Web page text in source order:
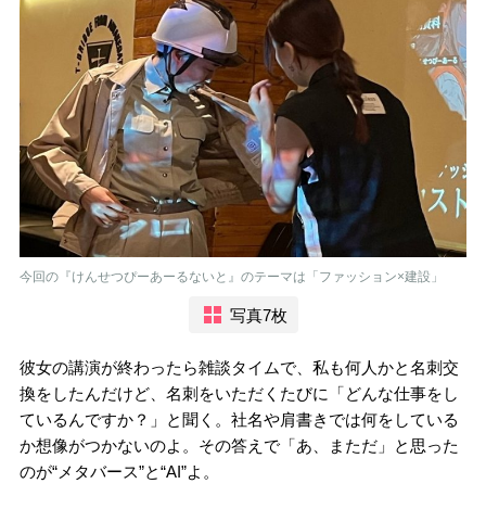
今回の『けんせつぴーあーるないと』のテーマは「ファッション×建設」
写真7枚
彼女の講演が終わったら雑談タイムで、私も何人かと名刺交
換をしたんだけど、名刺をいただくたびに「どんな仕事をし
ているんですか？」と聞く。社名や肩書きでは何をしている
か想像がつかないのよ。その答えで「あ、まただ」と思った
のが“メタバース”と“AI”よ。